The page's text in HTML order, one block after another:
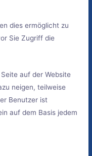
dies ermöglicht zu
Sie Zugriff die
auf der Website
neigen, teilweise
Benutzer ist
auf dem Basis jedem